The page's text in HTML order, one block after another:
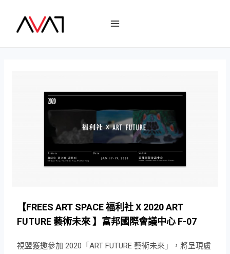
【FREES ART SPACE 福利社 X 2020 ART
FUTURE 藝術未來 】富邦國際會議中心 F-07
視盟獲邀參加 2020「ART FUTURE 藝術未來」，將呈現盧